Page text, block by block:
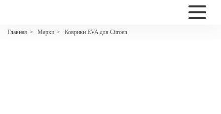
Главная > Марки > Коврики EVA для Citroen
2200